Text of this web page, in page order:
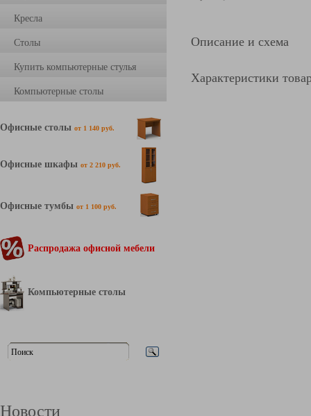
Кресла
Столы
Купить компьютерные стулья
Компьютерные столы
Офисные столы от 1 140 руб.
Офисные шкафы от 2 210 руб.
Офисные тумбы от 1 100 руб.
Распродажа офисной мебели
Компьютерные столы
Новости
Описание и схема
Характеристики